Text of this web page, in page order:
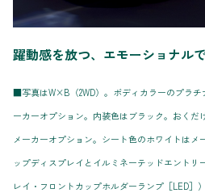
躍動感を放つ、エモーショナル
■写真はW×B（2WD）。ボディカラーのプラチ
ーカーオプション。内装色はブラック。おく
メーカーオプション。シート色のホワイトはメ
ップディスプレイとイルミネーテッドエントリ
レイ・フロントカップホルダーランプ［LED］